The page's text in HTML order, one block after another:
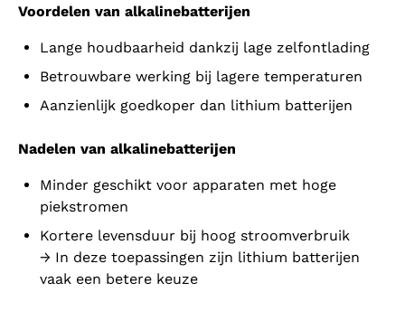
Voordelen van alkalinebatterijen
Lange houdbaarheid dankzij lage zelfontlading
Betrouwbare werking bij lagere temperaturen
Aanzienlijk goedkoper dan lithium batterijen
Nadelen van alkalinebatterijen
Minder geschikt voor apparaten met hoge
piekstromen
Kortere levensduur bij hoog stroomverbruik
→ In deze toepassingen zijn lithium batterijen
vaak een betere keuze